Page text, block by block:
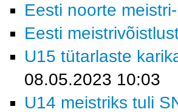
Eesti noorte
Eesti
U15 tütarlaste
08.05.2023 10:03
U14 meistriks tuli